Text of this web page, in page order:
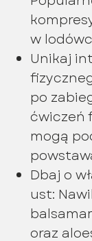
w
Unikaj
po
ćwiczeń
mogą
Dbaj o
ust:
oraz